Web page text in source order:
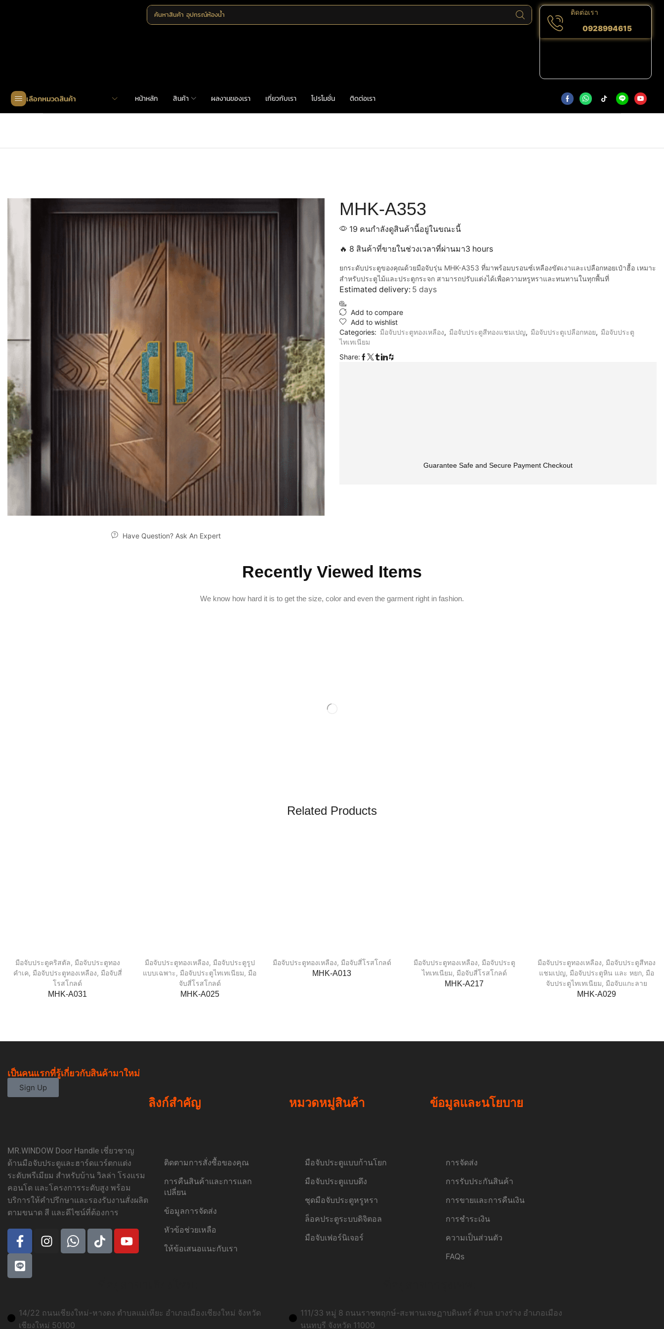
ค้นหาสินค้า อุปกรณ์ห้องน้ำ ติดต่อเรา
0928994615
เลือกหมวดสินค้า หน้าหลัก สินค้า ผลงานของเรา เกี่ยวกับเรา โปรโมชั่น ติดต่อเรา
Have Question? Ask An Expert
MHK-A353
19 คนกำลังดูสินค้านี้อยู่ในขณะนี้
🔥 8 สินค้าที่ขายในช่วงเวลาที่ผ่านมา3 hours
ยกระดับประตูของคุณด้วยมือจับรุ่น MHK-A353 ที่มาพร้อมบรอนซ์เหลืองขัดเงาและเปลือกหอยเป๋าฮื้อ เหมาะ
สำหรับประตูไม้และประตูกระจก สามารถปรับแต่งได้เพื่อความหรูหราและทนทานในทุกพื้นที่
Estimated delivery: 5 days
Add to compare
Add to wishlist
Categories: มือจับประตูทองเหลือง, มือจับประตูสีทองแชมเปญ, มือจับประตูเปลือกหอย, มือจับประตู
ไทเทเนียม
Share:
Guarantee Safe and Secure Payment Checkout
Recently Viewed Items
We know how hard it is to get the size, color and even the garment right in fashion.
Related Products
มือจับประตูคริสตัล, มือจับประตูทอง
คำเค, มือจับประตูทองเหลือง, มือจับสี่
โรสโกลด์
MHK-A031
มือจับประตูทองเหลือง, มือจับประตูรูป
แบบเฉพาะ , มือจับประตูไทเทเนียม, มือ
จับสี่โรสโกลด์
MHK-A025
มือจับประตูทองเหลือง, มือจับสี่โรสโกลด์
MHK-A013
มือจับประตูทองเหลือง, มือจับประตู
ไทเทเนียม, มือจับสี่โรสโกลด์
MHK-A217
มือจับประตูทองเหลือง, มือจับประตูสีทอง
แชมเปญ, มือจับประตูหิน และ หยก, มือ
จับประตูไทเทเนียม, มือจับแกะลาย
MHK-A029
เป็นคนแรกที่รู้เกี่ยวกับสินค้ามาใหม่
Sign Up
MR.WINDOW Door Handle เชี่ยวชาญ
ด้านมือจับประตูและฮาร์ดแวร์ตกแต่ง
ระดับพรีเมียม สำหรับบ้าน วิลล่า โรงแรม
คอนโด และโครงการระดับสูง พร้อม
บริการให้คำปรึกษาและรองรับงานสั่งผลิต
ตามขนาด สี และดีไซน์ที่ต้องการ
ลิงก์สำคัญ
ติดตามการสั่งซื้อของคุณ
การคืนสินค้าและการแลก
เปลี่ยน
ข้อมูลการจัดส่ง
หัวข้อช่วยเหลือ
ให้ข้อเสนอแนะกับเรา
หมวดหมู่สินค้า
มือจับประตูแบบก้านโยก
มือจับประตูแบบดึง
ชุดมือจับประตูหรูหรา
ล็อคประตูระบบดิจิตอล
มือจับเฟอร์นิเจอร์
ข้อมูลและนโยบาย
การจัดส่ง
การรับประกันสินค้า
การขายและการคืนเงิน
การชำระเงิน
ความเป็นส่วนตัว
FAQs
14/22 ถนนเชียงใหม่-หางดง ตำบลแม่เหียะ อำเภอเมืองเชียงใหม่ จังหวัด
เชียงใหม่ 50100
111/33 หมู่ 8 ถนนราชพฤกษ์-สะพานเจษฏาบดินทร์ ตำบล บางร่าง อำเภอเมือง
นนทบุรี จังหวัด 11000